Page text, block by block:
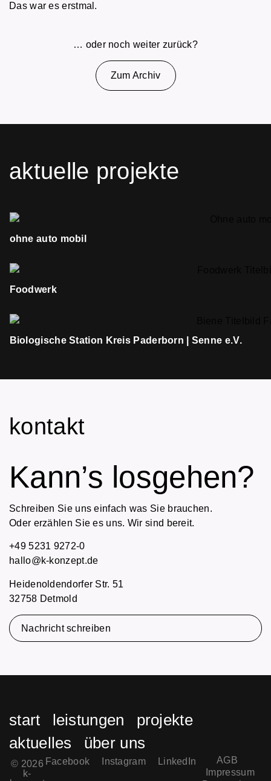
Das war es erstmal.
… oder noch weiter zurück?
Zum Archiv
aktuelle projekte
ohne auto mobil
Foodwerk
Biologische Station Kreis Paderborn | Senne e.V.
kontakt
Kann’s losgehen?
Schreiben Sie uns einfach was Sie brauchen.
Oder erzählen Sie es uns. Wir sind bereit.
+49 5231 9272-0
hallo@k-konzept.de
Heidenoldendorfer Str. 51
32758 Detmold
Nachricht schreiben
start leistungen
projekte
aktuelles
über uns
© 2026
k-
Facebook Instagram LinkedIn
AGB
Impressum